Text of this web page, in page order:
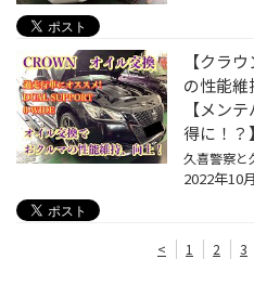
【クラ
の性能維
【メン
得に！？】
2022年10
< 1 2 3